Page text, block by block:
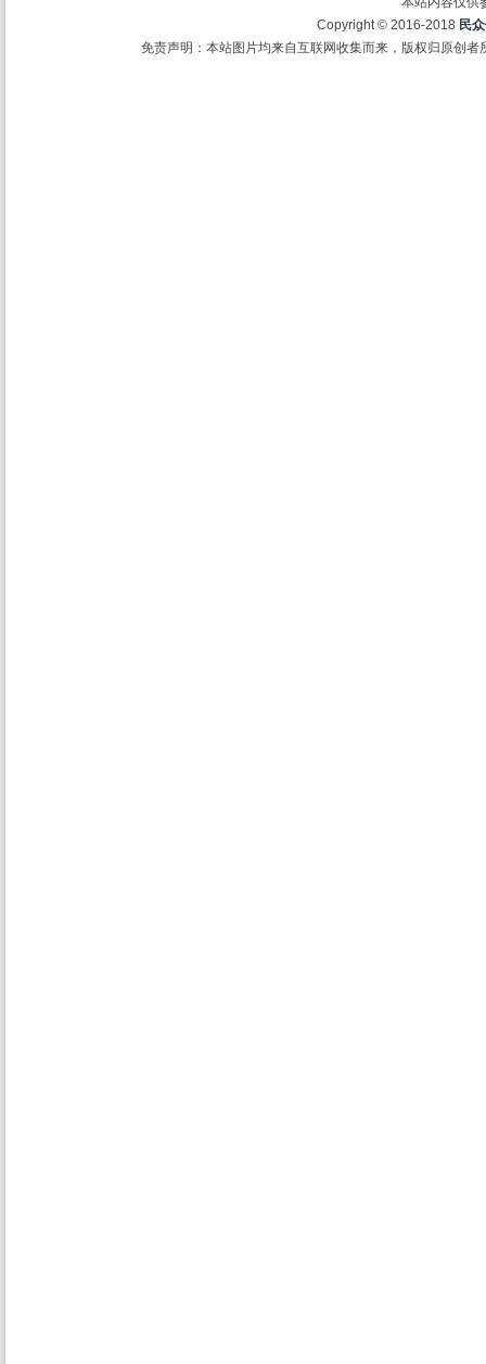
Copyright © 2016-2018 民
免责声明：本站图片均来自互联网收集而来，版权归原创